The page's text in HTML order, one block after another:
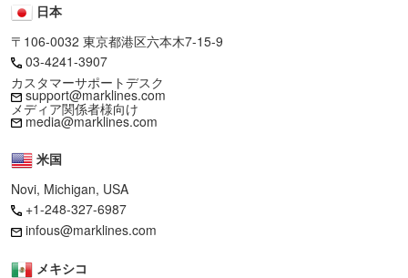
日本
〒106-0032 東京都港区六本木7-15-9
03-4241-3907
カスタマーサポートデスク
support@marklines.com
メディア関係者様向け
media@marklines.com
米国
Novi, Michigan, USA
+1-248-327-6987
infous@marklines.com
メキシコ